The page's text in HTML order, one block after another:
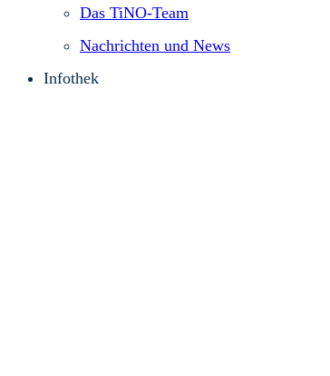
Das TiNO-Team
Nachrichten und News
Infothek